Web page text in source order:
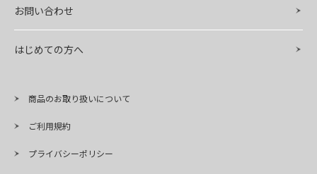
お問い合わせ
はじめての方へ
商品のお取り扱いについて
ご利用規約
プライバシーポリシー